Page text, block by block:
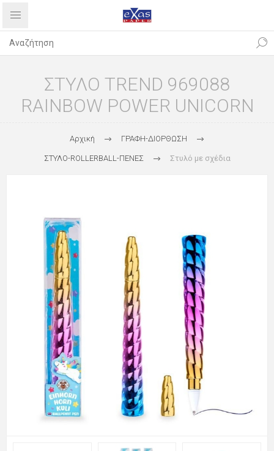
ΣΤΥΛΟ TREND 969088
RAINBOW POWER UNICORN
Αρχική ΓΡΑΦΗ-ΔΙΟΡΘΩΣΗ
ΣΤΥΛΟ-ROLLERBALL-ΠΕΝΕΣ Στυλό με σχέδια